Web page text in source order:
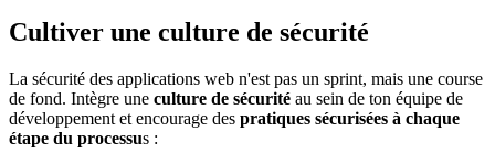
Cultiver une culture de sécurité
La sécurité des applications web n'est pas un sprint, mais une course
de fond. Intègre une culture de sécurité au sein de ton équipe de
développement et encourage des pratiques sécurisées à chaque
étape du processus :